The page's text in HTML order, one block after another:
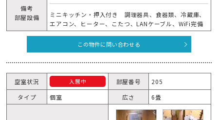
備考
部屋設備
ミニキッチン・押入付き 調理器具、食器類、冷蔵庫、
エアコン、ヒーター、こたつ、LANケーブル、WiFi完備
この物件に問い合わせる
空室状況 入居中 部屋番号
205
タイプ
個室 広さ 6畳